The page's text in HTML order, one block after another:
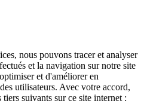
nous pouvons tracer et analyser
et la navigation sur notre site
et d'améliorer en
utilisateurs. Avec votre accord,
suivants sur ce site internet :